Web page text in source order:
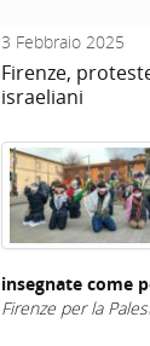
3 Febbraio 2025
Firenze,
israeliani
insegnate come
Firenze per la